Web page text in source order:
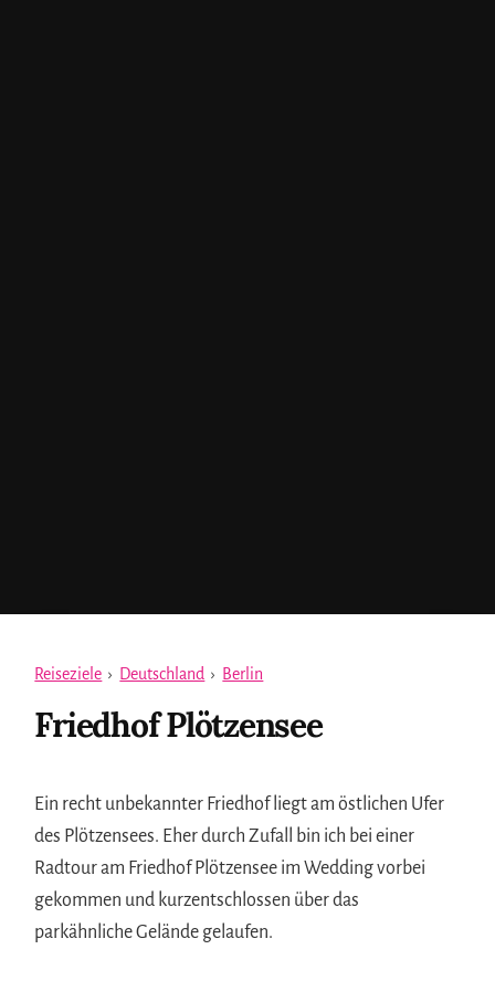
Reiseziele › Deutschland › Berlin
Friedhof Plötzensee
Ein recht unbekannter Friedhof liegt am östlichen Ufer
des Plötzensees. Eher durch Zufall bin ich bei einer
Radtour am Friedhof Plötzensee im Wedding vorbei
gekommen und kurzentschlossen über das
parkähnliche Gelände gelaufen.